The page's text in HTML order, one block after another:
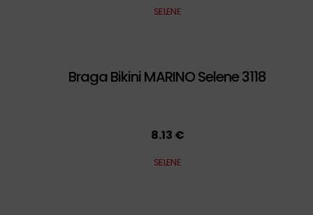
SELENE
Braga Bikini MARINO Selene 3118
8.13 €
SELENE